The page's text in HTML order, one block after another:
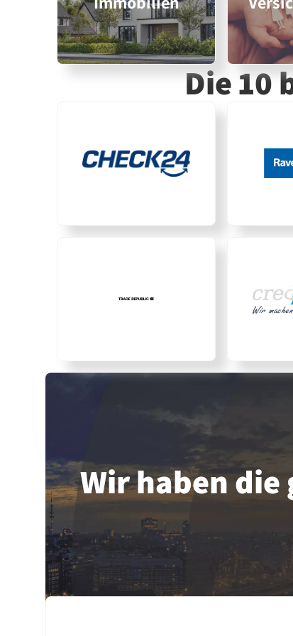
Die 10
Wir haben